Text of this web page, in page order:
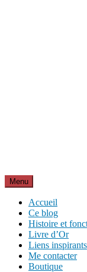
Menu
Accueil
Ce blog
Histoire et
Livre d’Or
Liens inspirants
Me contacter
Boutique